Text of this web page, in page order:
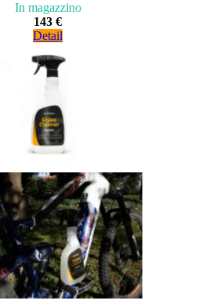
In magazzino
143 €
Detail